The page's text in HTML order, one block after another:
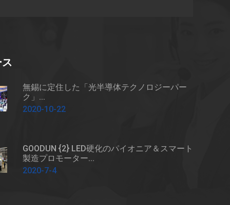
無錫に定住した「光半導体テクノロジーパー
ク」...
2020-10-22
GOODUN {2} LED硬化のパイオニア＆スマート
製造プロモーター...
2020-7-4